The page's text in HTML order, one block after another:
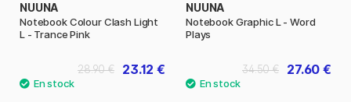
NUUNA
Notebook Colour Clash Light
L - Trance Pink
23.12 €
28.90 €
NUUNA
Notebook Graphic L - Word
Plays
27.60 €
34.50 €